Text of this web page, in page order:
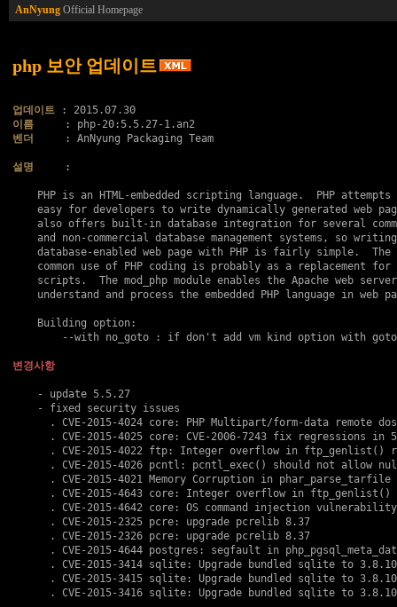
AnNyung Official Homepage
php 보안 업데이트
업데이트
이름
벤더
     : AnNyung Packaging Team
설명
     :
PHP is an HTML-embedded scripting language.  PHP attempts
easy for developers to write dynamically generated web
also offers built-in database integration for several
and non-commercial database management systems, so
database-enabled web page with PHP is fairly simple.  The
common use of PHP coding is probably as a replacement for
scripts.  The mod_php module enables the Apache web
understand and process the embedded PHP language in web
    Building option:
변경사항
    - update 5.5.27
    - fixed security issues
      .
CVE-2015-4024 core: PHP Multipart/form-data remote
      .
CVE-2015-4025 core: CVE-2006-7243 fix regressions in
      .
CVE-2015-4022 ftp: Integer overflow in ftp_genlist()
      .
CVE-2015-4026 pcntl: pcntl_exec() should not allow
      .
CVE-2015-4021 Memory Corruption in
      .
CVE-2015-4643 core: Integer overflow in ftp_genlist()
      .
CVE-2015-4642 core: OS command injection
      .
CVE-2015-2325 pcre: upgrade pcrelib 8.37
      .
CVE-2015-2326 pcre: upgrade pcrelib 8.37
      .
CVE-2015-4644 postgres: segfault in
      .
CVE-2015-3414 sqlite: Upgrade bundled sqlite to
      .
CVE-2015-3415 sqlite: Upgrade bundled sqlite to
      .
CVE-2015-3416 sqlite: Upgrade bundled sqlite to